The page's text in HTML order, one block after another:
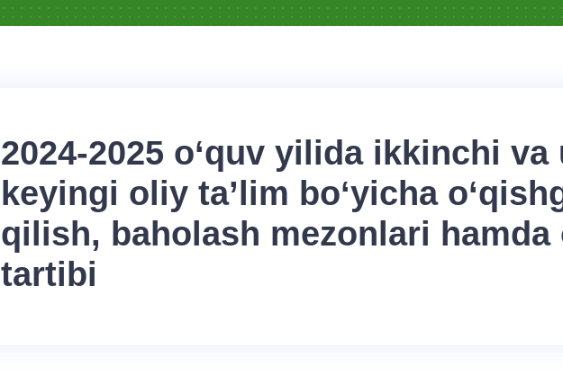
2024-2025 o‘quv yilida ikkinchi va
keyingi oliy ta’lim boʻyicha
qilish, baholash mezonlari hamda
tartibi